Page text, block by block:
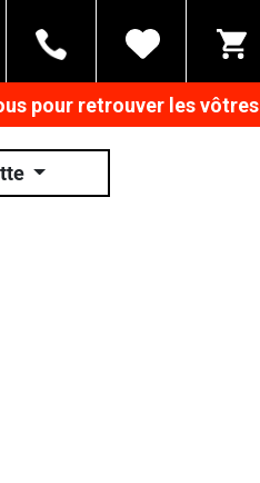
pour retrouver les vôtres